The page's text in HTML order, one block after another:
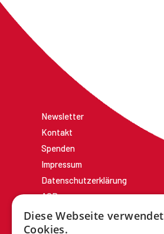
Newsletter
Kontakt
Spenden
Impressum
Datenschutzerklärung
AGBs
Diese Webseite verwendet
Cookies.